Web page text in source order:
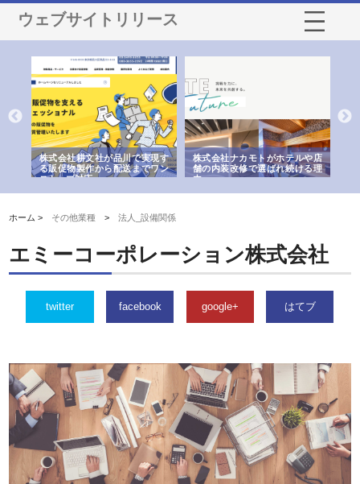
ウェブサイトリリース
株式会社耕文社が品川で実現す
る販促物製作から配送までワン
ストップ対応
株式会社ナカモトがホテルや店
舗の内装改修で選ばれ続ける理
由
ホーム > その他業種 >法人_設備関係
エミーコーポレーション株式会社
twitter facebook google+ はてブ